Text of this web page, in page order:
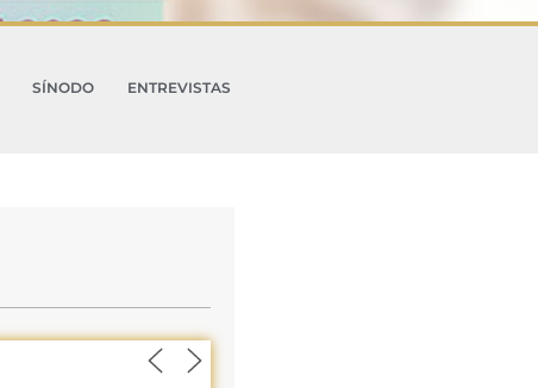
SÍNODO
ENTREVISTAS